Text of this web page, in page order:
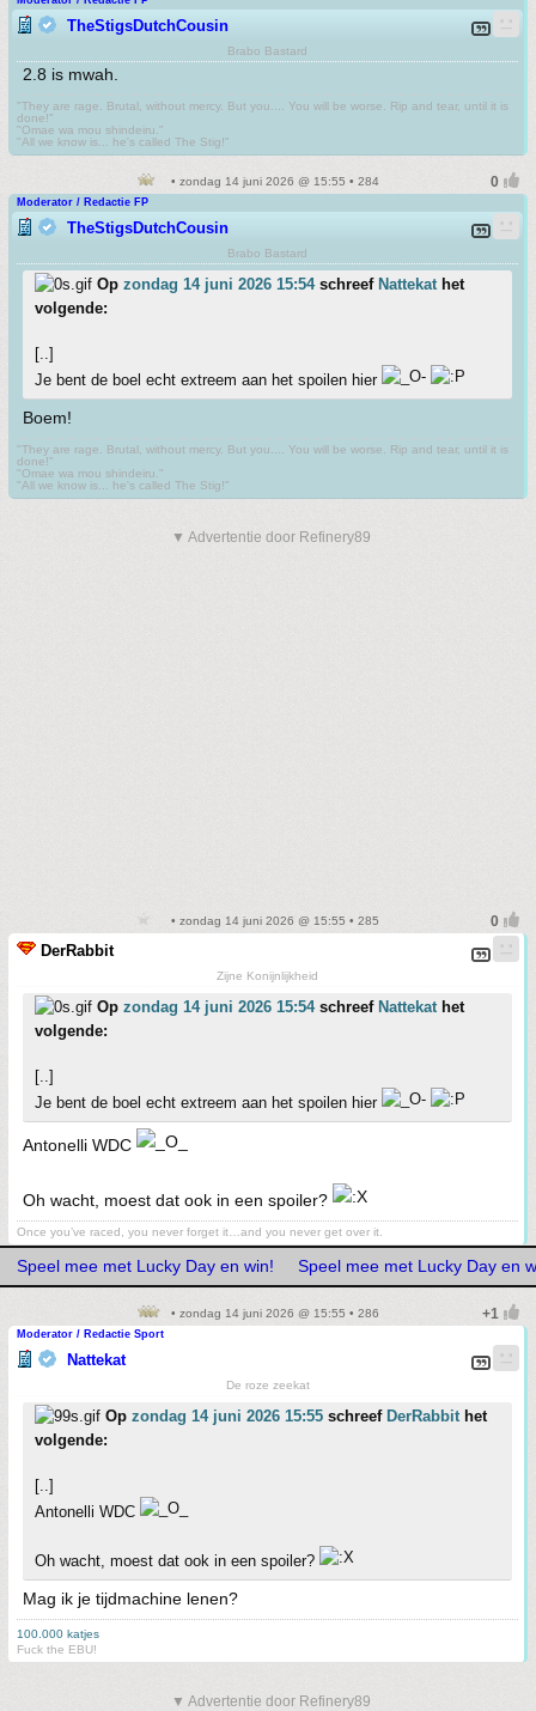
TheStigsDutchCousin
Brabo Bastard
2.8 is mwah.
"They are rage. Brutal, without mercy. But you.... You will be worse. Rip and tear, until it is
done!"
"Omae wa mou shindeiru."
"All we know is... he's called The Stig!"
• zondag 14 juni 2026 @ 15:55 • 284
Moderator / Redactie FP
TheStigsDutchCousin
Brabo Bastard
Op zondag 14 juni 2026 15:54schreef Nattekathet
volgende:
[..]
Je bent de boel echt extreem aan het spoilen hier
Boem!
"They are rage. Brutal, without mercy. But you.... You will be worse. Rip and tear, until it is
done!"
"Omae wa mou shindeiru."
"All we know is... he's called The Stig!"
▼ Advertentie door Refinery89
• zondag 14 juni 2026 @ 15:55 • 285
DerRabbit
Zijne Konijnlijkheid
Op zondag 14 juni 2026 15:54schreef Nattekathet
volgende:
[..]
Je bent de boel echt extreem aan het spoilen hier
Antonelli WDC
Oh wacht, moest dat ook in een spoiler?
Once you’ve raced, you never forget it…and you never get over it.
Speel mee met Lucky Day en win! Speel mee met Lucky Day en
• zondag 14 juni 2026 @ 15:55 • 286
Moderator / Redactie Sport
Nattekat
De roze zeekat
Op zondag 14 juni 2026 15:55 schreef DerRabbithet
volgende:
[..]
Antonelli WDC
Oh wacht, moest dat ook in een spoiler?
Mag ik je tijdmachine lenen?
100.000 katjes
Fuck the EBU!
▼ Advertentie door Refinery89